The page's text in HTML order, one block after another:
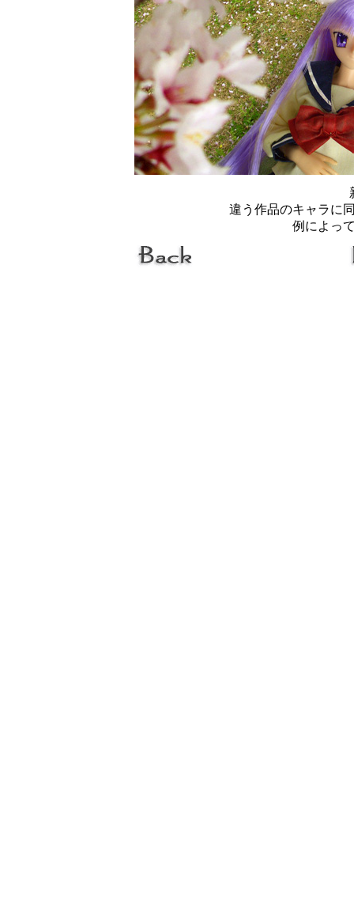
違う作品のキャラに
例によっ